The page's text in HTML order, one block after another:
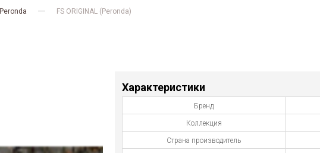
Peronda FS ORIGINAL (Peronda)
Характеристики
Бренд
Коллекция
Страна производитель